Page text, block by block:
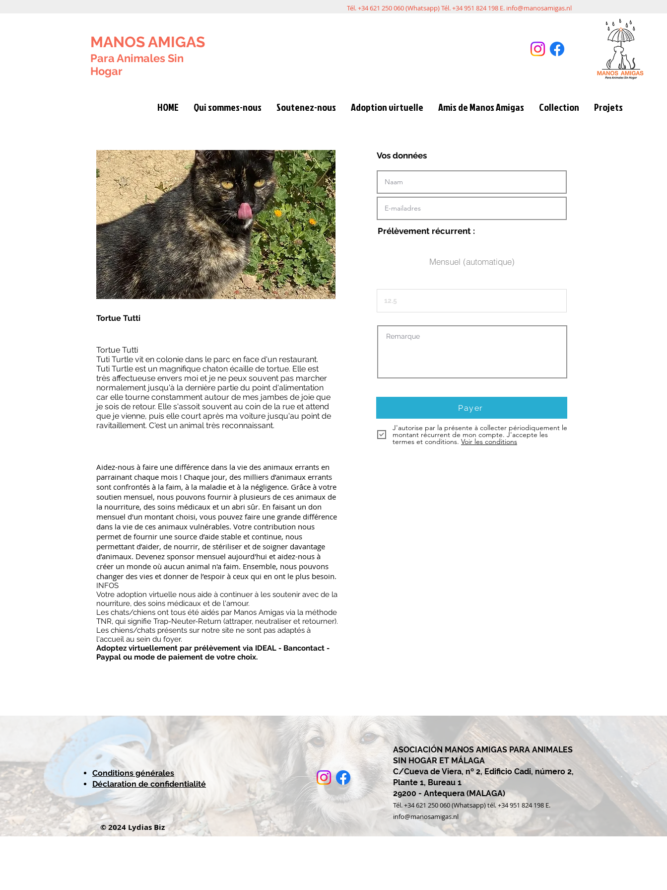
Tél. +34 621 250 060 (Whatsapp) Tél. +34 951 824 198 E. info@manosamigas.nl
MANOS AMIGAS
Para Animales Sin
Hogar
HOME Qui sommes-nous Soutenez-nous Adoption virtuelle Amis de Manos Amigas Collection Projets
Tortue Tutti
Tortue Tutti
Tuti Turtle vit en colonie dans le parc en face d'un restaurant.
Tuti Turtle est un magnifique chaton écaille de tortue. Elle est
très affectueuse envers moi et je ne peux souvent pas marcher
normalement jusqu'à la dernière partie du point d'alimentation
car elle tourne constamment autour de mes jambes de joie que
je sois de retour. Elle s'assoit souvent au coin de la rue et attend
que je vienne, puis elle court après ma voiture jusqu'au point de
ravitaillement. C'est un animal très reconnaissant.
Vos données
Prélèvement récurrent :
Mensuel (automatique)
Payer
J'autorise par la présente à collecter périodiquement le
montant récurrent de mon compte. J'accepte les
termes et conditions. Voir les conditions
Aidez-nous à faire une différence dans la vie des animaux errants en
parrainant chaque mois ! Chaque jour, des milliers d’animaux errants
sont confrontés à la faim, à la maladie et à la négligence. Grâce à votre
soutien mensuel, nous pouvons fournir à plusieurs de ces animaux de
la nourriture, des soins médicaux et un abri sûr. En faisant un don
mensuel d'un montant choisi, vous pouvez faire une grande différence
dans la vie de ces animaux vulnérables. Votre contribution nous
permet de fournir une source d’aide stable et continue, nous
permettant d’aider, de nourrir, de stériliser et de soigner davantage
d’animaux. Devenez sponsor mensuel aujourd'hui et aidez-nous à
créer un monde où aucun animal n'a faim. Ensemble, nous pouvons
changer des vies et donner de l’espoir à ceux qui en ont le plus besoin.
INFOS
Votre adoption virtuelle nous aide à continuer à les soutenir avec de la
nourriture, des soins médicaux et de l'amour.
Les chats/chiens ont tous été aidés par Manos Amigas via la méthode
TNR, qui signifie Trap-Neuter-Return (attraper, neutraliser et retourner).
Les chiens/chats présents sur notre site ne sont pas adaptés à
l'accueil au sein du foyer.
Adoptez virtuellement par prélèvement via IDEAL - Bancontact -
Paypal ou mode de paiement de votre choix.
Conditions générales
Déclaration de confidentialité
© 2024 Lydias Biz
ASOCIACIÓN MANOS AMIGAS PARA ANIMALES
SIN HOGAR ET MÁLAGA
C/Cueva de Viera, nº 2, Edificio Cadi, número 2,
Plante 1, Bureau 1
29200 - Antequera (MALAGA)
Tél. +34 621 250 060 (Whatsapp) tél. +34 951 824 198 E.
info@manosamigas.nl